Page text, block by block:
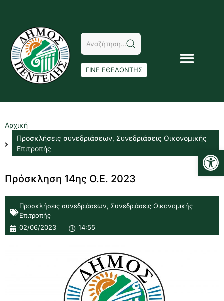
ΓΙΝΕ ΕΘΕΛΟΝΤΗΣ
Αρχική
Προσκλήσεις συνεδριάσεων, Συνεδριάσεις Οικονομικής
Επιτροπής
Πρόσκληση 14ης Ο.Ε. 2023
Προσκλήσεις συνεδριάσεων, Συνεδριάσεις Οικονομικής
Επιτροπής
02/06/2023
14:55